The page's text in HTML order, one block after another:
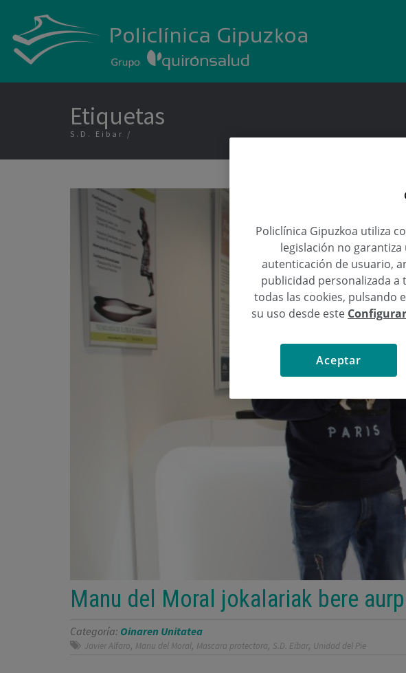
Etiquetas
S.D. Eibar
Manu del Moral jokalariak bere
Categoría: Oinaren Unitatea
Javier Alfaro, Manu del Moral, Mascara protectora, S.D. Eibar, Unidad del Pie
Policlínica Gipuzkoa utiliza
legislación no
autenticación de usuario,
publicidad personalizada a
todas las cookies, pulsando
su uso desde este Configurar
Aceptar